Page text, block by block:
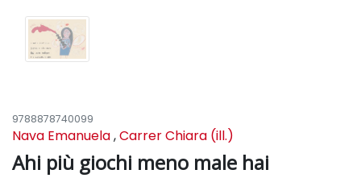
9788878740099
Nava Emanuela,Carrer Chiara (ill.)
Ahi più giochi meno male hai